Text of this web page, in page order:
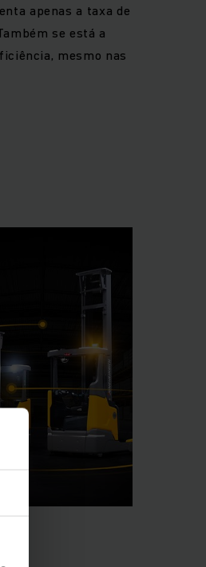
apenas a taxa de
se está a
mesmo nas